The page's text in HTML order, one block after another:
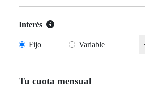
Interés
Fijo Variable
Tu cuota mensual